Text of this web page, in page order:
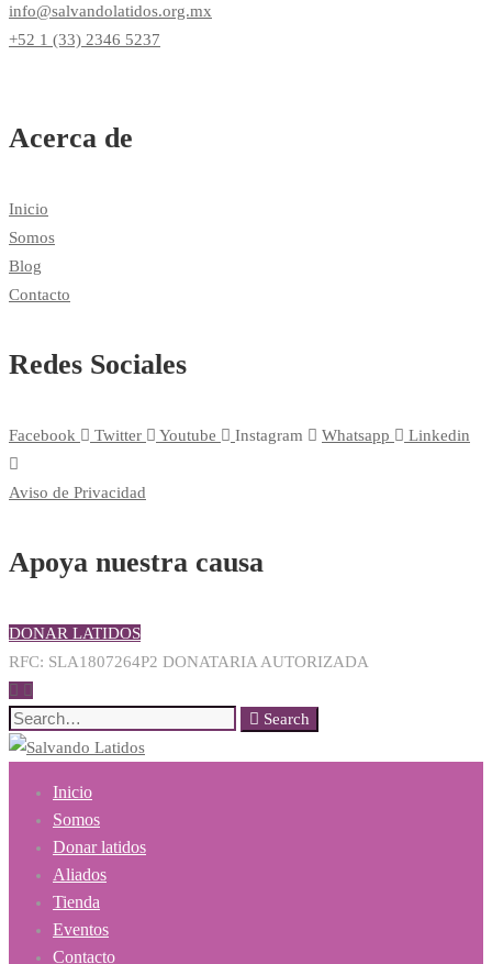
info@salvandolatidos.org.mx
+52 1 (33) 2346 5237
Acerca de
Inicio
Somos
Blog
Contacto
Redes Sociales
Facebook Twitter Youtube Instagram Whatsapp Linkedin
Aviso de Privacidad
Apoya nuestra causa
DONAR LATIDOS
RFC: SLA1807264P2 DONATARIA AUTORIZADA
Search
for:
Search
Inicio
Somos
Donar latidos
Aliados
Tienda
Eventos
Contacto